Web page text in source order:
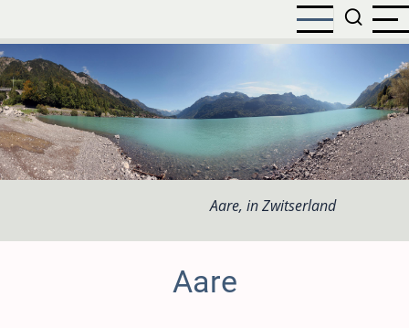
naar
de
inhoud
gaan
Aare, in Zwitserland
Aare